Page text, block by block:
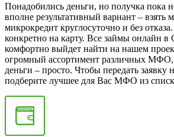
Понадобились деньги, но получка пока
вполне результативный вариант – взять
микрокредит круглосуточно и без
конкретно на карту. Все займы онлайн в
комфортно выйдет найти на нашем
огромный ассортимент различных МФО,
деньги – просто. Чтобы передать заявку
подберите лучшее для Вас МФО из